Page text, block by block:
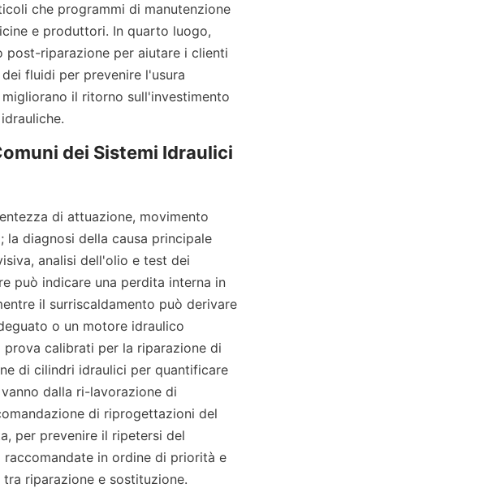
che programmi di manutenzione
e produttori. In quarto luogo,
riparazione per aiutare i clienti
fluidi per prevenire l'usura
il ritorno sull'investimento
dei Sistemi Idraulici
di attuazione, movimento
la diagnosi della causa principale
analisi dell'olio e test dei
può indicare una perdita interna in
il surriscaldamento può derivare
o un motore idraulico
calibrati per la riparazione di
di cilindri idraulici per quantificare
dalla ri-lavorazione di
di riprogettazioni del
per prevenire il ripetersi del
in ordine di priorità e
riparazione e sostituzione.